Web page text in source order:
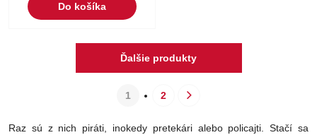
Do košíka
Ďalšie produkty
1 2
Raz sú z nich piráti, inokedy pretekári alebo policajti. Stačí sa